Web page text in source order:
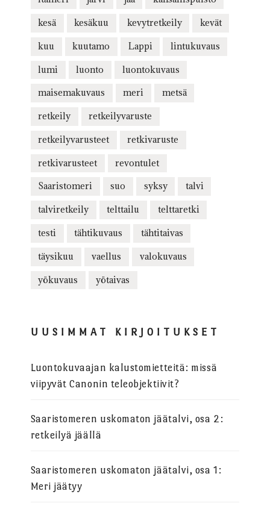
kesä kesäkuu kevytretkeily kevät
kuu kuutamo Lappi lintukuvaus
lumi luonto luontokuvaus
maisemakuvaus meri metsä
retkeily retkeilyvaruste
retkeilyvarusteet retkivaruste
retkivarusteet revontulet
Saaristomeri suo syksy talvi
talviretkeily telttailu telttaretki
testi tähtikuvaus tähtitaivas
täysikuu vaellus valokuvaus
yökuvaus yötaivas
UUSIMMAT KIRJOITUKSET
Luontokuvaajan kalustomietteitä: missä
viipyvät Canonin teleobjektiivit?
Saaristomeren uskomaton jäätalvi, osa 2:
retkeilyä jäällä
Saaristomeren uskomaton jäätalvi, osa 1:
Meri jäätyy